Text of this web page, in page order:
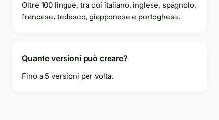
Oltre 100 lingue, tra cui italiano, inglese, spagnolo,
francese, tedesco, giapponese e portoghese.
Quante versioni può creare?
Fino a 5 versioni per volta.